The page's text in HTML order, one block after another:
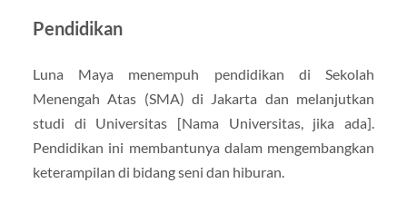
Pendidikan
Luna Maya menempuh pendidikan di Sekolah
Menengah Atas (SMA) di Jakarta dan melanjutkan
studi di Universitas [Nama Universitas, jika ada].
Pendidikan ini membantunya dalam mengembangkan
keterampilan di bidang seni dan hiburan.